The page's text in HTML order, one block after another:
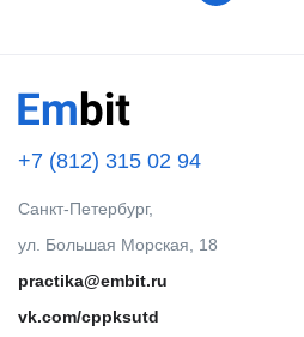
+7 (812) 315 02 94
Санкт-Петербург,
ул. Большая Морская, 18
practika@embit.ru
vk.com/cppksutd